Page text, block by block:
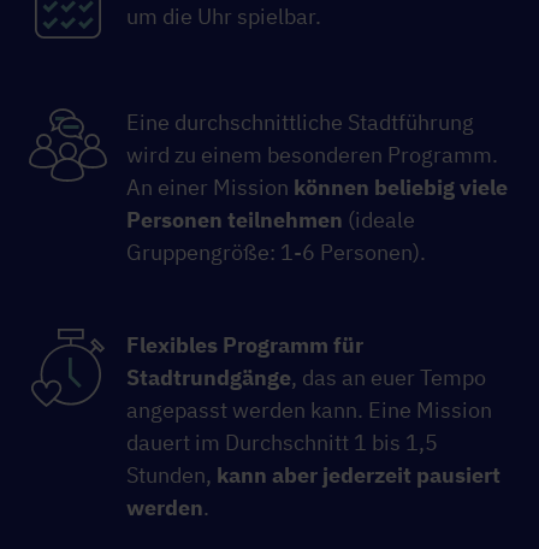
um die Uhr spielbar.
Eine durchschnittliche Stadtführung
wird zu einem besonderen Programm.
An einer Mission können beliebig viele
Personen teilnehmen (ideale
Gruppengröße: 1-6 Personen).
Flexibles Programm für
Stadtrundgänge, das an euer Tempo
angepasst werden kann. Eine Mission
dauert im Durchschnitt 1 bis 1,5
Stunden, kann aber jederzeit pausiert
werden.